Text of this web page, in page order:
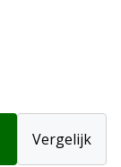
Vergelijk